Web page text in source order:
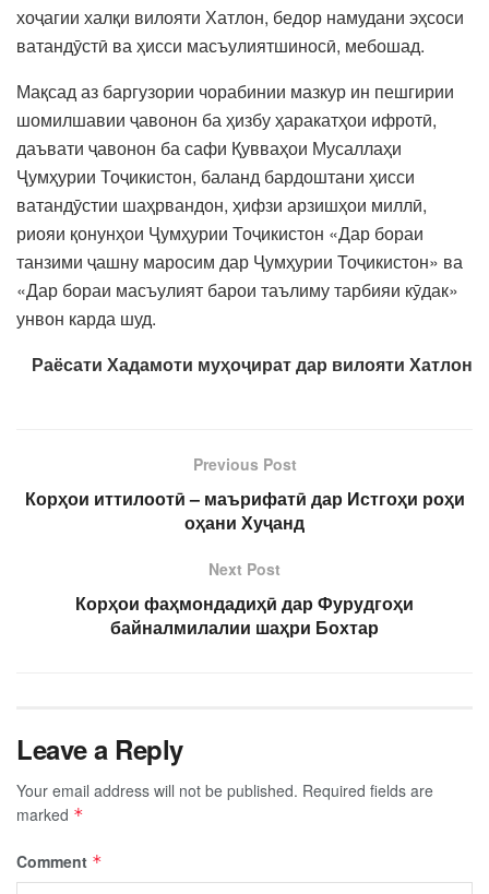
хоҷагии халқи вилояти Хатлон, бедор намудани эҳсоси
ватандӯстӣ ва ҳисси масъулиятшиносӣ, мебошад.
Мақсад аз баргузории чорабинии мазкур ин пешгирии
шомилшавии ҷавонон ба ҳизбу ҳаракатҳои ифротӣ,
даъвати ҷавонон ба сафи Қувваҳои Мусаллаҳи
Ҷумҳурии Тоҷикистон, баланд бардоштани ҳисси
ватандӯстии шаҳрвандон, ҳифзи арзишҳои миллӣ,
риояи қонунҳои Ҷумҳурии Тоҷикистон «Дар бораи
танзими ҷашну маросим дар Ҷумҳурии Тоҷикистон» ва
«Дар бораи масъулият барои таълиму тарбияи кӯдак»
унвон карда шуд.
Раёсати Хадамоти муҳоҷират дар вилояти Хатлон
Previous Post
Корҳои иттилоотӣ – маърифатӣ дар Истгоҳи роҳи
оҳани Хуҷанд
Next Post
Корҳои фаҳмондадиҳӣ дар Фурудгоҳи
байналмилалии шаҳри Бохтар
Leave a Reply
Your email address will not be published. Required fields are
marked *
Comment *